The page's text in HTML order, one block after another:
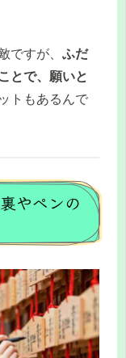
ですが、 ふだ
とで、願いと
トもあるんで
やペンの